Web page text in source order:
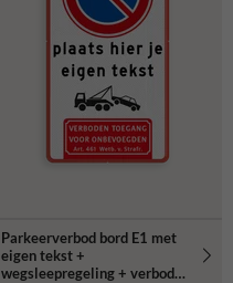
Parkeerverbod bord E1 met
eigen tekst +
wegsleepregeling + verboden